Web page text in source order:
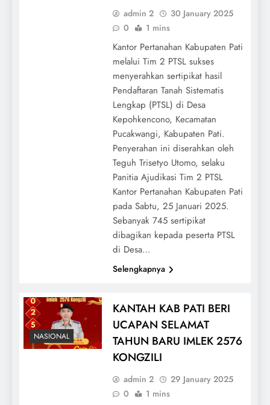
admin 2
30 January 2025
0
1 mins
Kantor Pertanahan Kabupaten Pati
melalui Tim 2 PTSL sukses
menyerahkan sertipikat hasil
Pendaftaran Tanah Sistematis
Lengkap (PTSL) di Desa
Kepohkencono, Kecamatan
Pucakwangi, Kabupaten Pati.
Penyerahan ini diserahkan oleh
Teguh Trisetyo Utomo, selaku
Panitia Ajudikasi Tim 2 PTSL
Kantor Pertanahan Kabupaten Pati
pada Sabtu, 25 Januari 2025.
Sebanyak 745 sertipikat
dibagikan kepada peserta PTSL
di Desa…
Selengkapnya
NASIONAL
KANTAH KAB PATI BERI
UCAPAN SELAMAT
TAHUN BARU IMLEK 2576
KONGZILI
admin 2
29 January 2025
0
1 mins